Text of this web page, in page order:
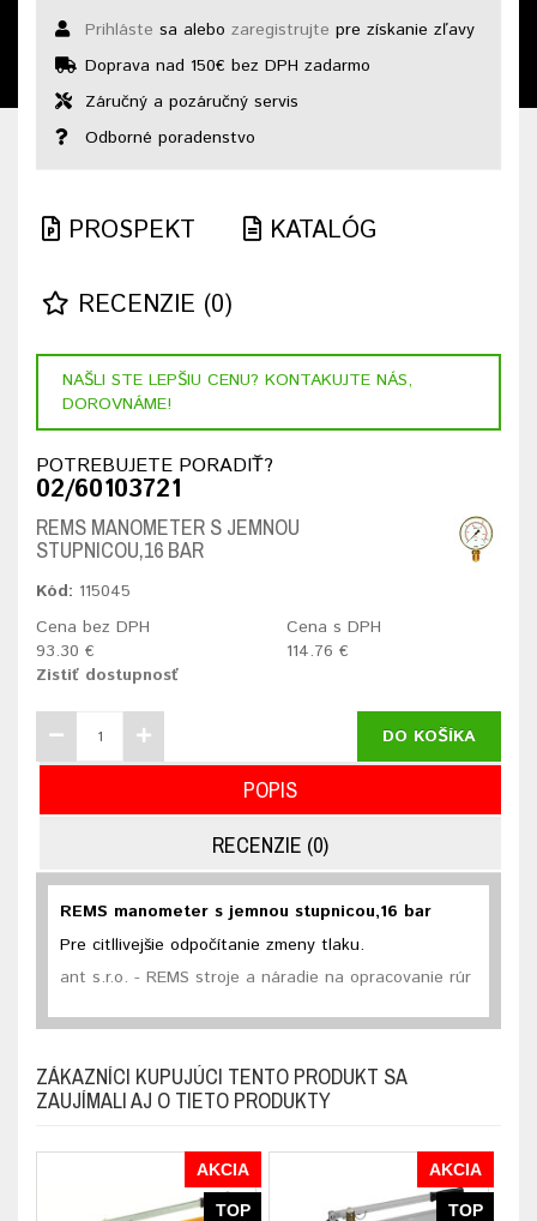
Prihláste sa alebo zaregistrujte pre získanie zľavy
Doprava nad 150€ bez DPH zadarmo
Záručný a pozáručný servis
Odborné poradenstvo
PROSPEKT KATALÓG
RECENZIE (0)
NAŠLI STE LEPŠIU CENU? KONTAKUJTE NÁS,
DOROVNÁME!
POTREBUJETE PORADIŤ?
02/60103721
REMS MANOMETER S JEMNOU
STUPNICOU,16 BAR
Kód: 115045
Cena bez DPH
93.30 €
Cena s DPH
114.76 €
Zistiť dostupnosť
DO KOŠÍKA
POPIS
RECENZIE (0)
REMS manometer s jemnou stupnicou,16 bar
Pre citllivejšie odpočítanie zmeny tlaku.
ant s.r.o. - REMS stroje a náradie na opracovanie rúr
ZÁKAZNÍCI KUPUJÚCI TENTO PRODUKT SA
ZAUJÍMALI AJ O TIETO PRODUKTY
AKCIA
TOP
AKCIA
TOP